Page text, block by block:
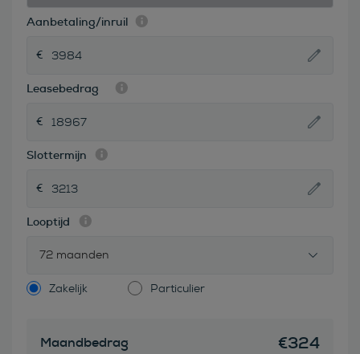
Aanbetaling/inruil
Leasebedrag
Slottermijn
Looptijd
72 maanden
Zakelijk Particulier
Maandbedrag €324